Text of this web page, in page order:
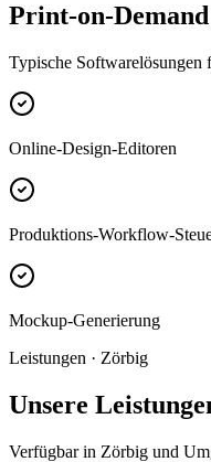
Print-on-
Typische Softwarelösungen
Online-Design-Editoren
Produktions-Workflow-
Mockup-Generierung
Leistungen · Zörbig
Unsere
Verfügbar in Zörbig und